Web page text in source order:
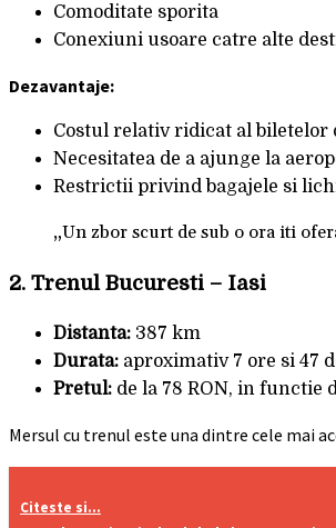
Comoditate sporita
Conexiuni usoare catre alte
Dezavantaje:
Costul relativ ridicat al biletelor
Necesitatea de a ajunge la
Restrictii privind bagajele si
„Un zbor scurt de sub o ora iti
2. Trenul Bucuresti – Iasi
Distanta: 387 km
Durata: aproximativ 7 ore si 47
Pretul: de la 78 RON, in functie
Mersul cu trenul este una dintre cele mai
Citeste si...